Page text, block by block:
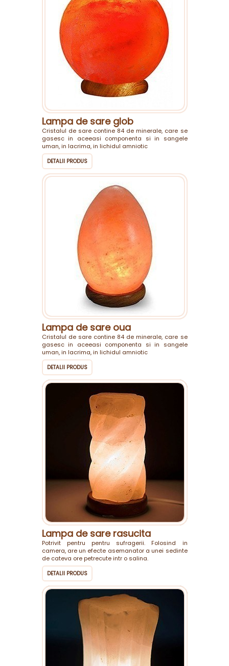
Lampa de sare glob
Cristalul de sare contine 84 de minerale, care se
gasesc in aceeasi componenta si in sangele
uman, in lacrima, in lichidul amniotic
DETALII PRODUS
Lampa de sare oua
Cristalul de sare contine 84 de minerale, care se
gasesc in aceeasi componenta si in sangele
uman, in lacrima, in lichidul amniotic
DETALII PRODUS
Lampa de sare rasucita
Potrivit pentru pentru sufragerii. Folosind in
camera, are un efecte asemanator a unei sedinte
de cateva ore petrecute intr o salina.
DETALII PRODUS